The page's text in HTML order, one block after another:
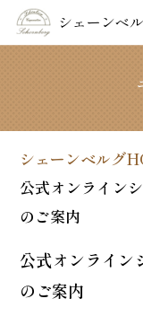
シェーンベ
シェー
オ
シェーンベルグ
公式オンライン
のご案内
公式オンライ
のご案内